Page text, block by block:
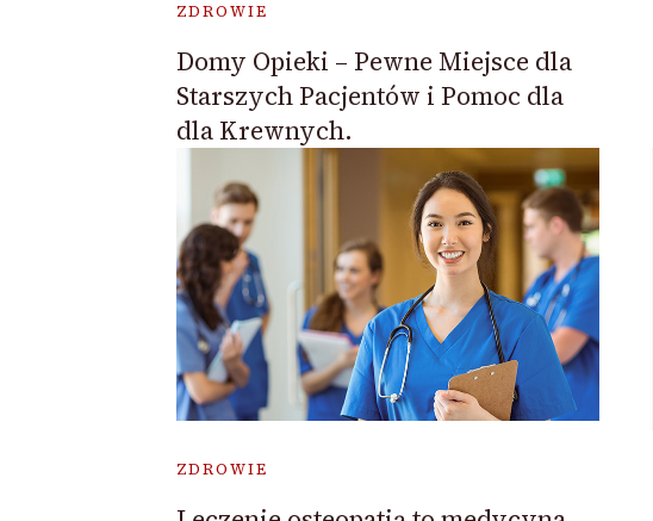
ZDROWIE
Domy Opieki – Pewne Miejsce dla
Starszych Pacjentów i Pomoc dla
dla Krewnych.
ZDROWIE